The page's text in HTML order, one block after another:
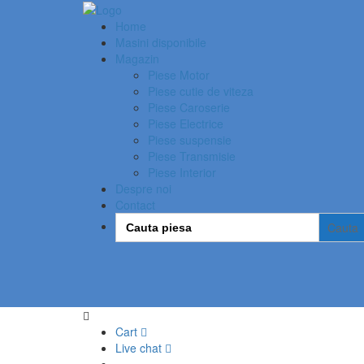
Home
Masini disponibile
Magazin
Piese Motor
Piese cutie de viteza
Piese Caroserie
Piese Electrice
Piese suspensie
Piese Transmisie
Piese Interior
Despre noi
Contact
Search
for:
Cart
Live chat